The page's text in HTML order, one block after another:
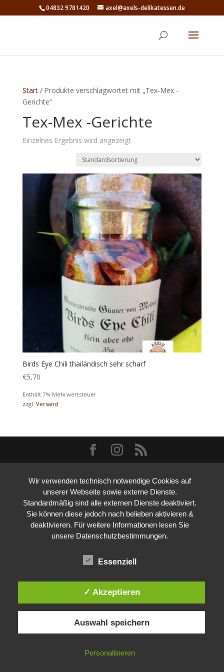
04832 9781420 axel@axels-delikatessen.de
Start/ Produkte verschlagwortet mit „Tex-Mex -
Gerichte“
Tex-Mex -Gerichte
Einzelnes Ergebnis wird angezeigt
Birds Eye Chili thailändisch sehr scharf
€5,70
Enthält 7% Mehrwertsteuer
zzgl. Versand
Wir verwenden technisch notwendige Cookies auf
unserer Webseite sowie externe Dienste.
Standardmäßig sind alle externen Dienste deaktiviert.
Sie können diese jedoch nach belieben aktivieren &
deaktivieren. Für weitere Informationen lesen Sie
unsere Datenschutzbestimmungen.
Essenziell
✓ Akzeptieren
Auswahl speichern
Personalisieren